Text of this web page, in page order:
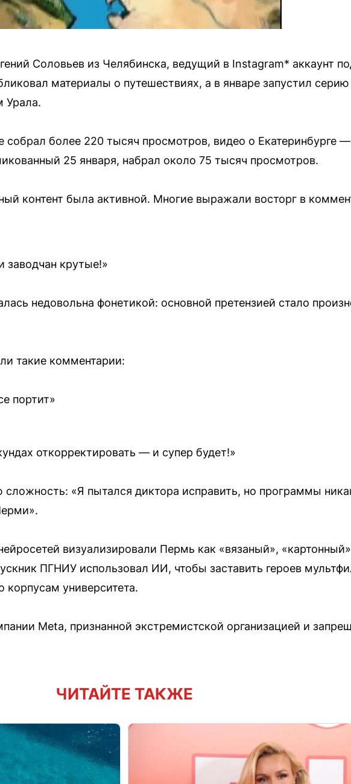
Соловьев из Челябинска, ведущий в Instagram* аккаунт
материалы о путешествиях, а в январе запустил
Урала.
собрал более 220 тысяч просмотров, видео о Екатеринбурге
25 января, набрал около 75 тысяч просмотров.
контент была активной. Многие выражали восторг в
заводчан крутые!»
недовольна фонетикой: основной претензией стало
такие комментарии:
портит»
откорректировать — и супер будет!»
сложность: «Я пытался диктора исправить, но программы
визуализировали Пермь как «вязаный»,
ПГНИУ использовал ИИ, чтобы заставить героев
корпусам университета.
Meta, признанной экстремистской организацией и
ЧИТАЙТЕ ТАКЖЕ